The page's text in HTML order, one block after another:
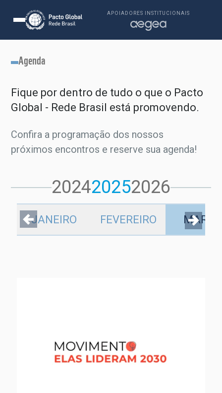
APOIADORES INSTITUCIONAIS
Agenda
Fique por dentro de tudo o que o Pacto
Global - Rede Brasil está promovendo.
Confira a programação dos nossos
próximos encontros e reserve sua agenda!
202420252026
JANEIRO FEVEREIRO MARÇO